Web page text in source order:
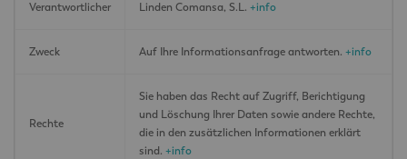
Verantwortlicher Linden Comansa, S.L. +info
Zweck Auf Ihre Informationsanfrage antworten. +info
Rechte
Sie haben das Recht auf Zugriff, Berichtigung
und Löschung Ihrer Daten sowie andere Rechte,
die in den zusätzlichen Informationen erklärt
sind. +info